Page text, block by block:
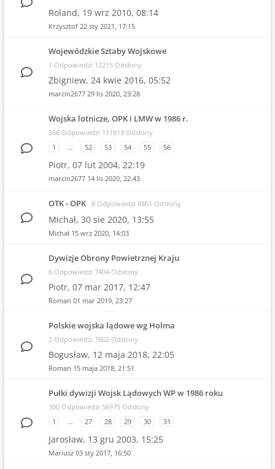
Roland, 19 wrz 2010, 08:14
Krzysztof 22 sty 2021, 17:15
Wojewódzkie Sztaby Wojskowe
1 Odpowiedzi 12215 Odsłony
Zbigniew, 24 kwie 2016, 05:52
marcin2677 29 lis 2020, 23:28
Wojska lotnicze, OPK i LMW w 1986 r.
556 Odpowiedzi 111813 Odsłony
1
… 52 53 54 55 56
Piotr, 07 lut 2004, 22:19
marcin2677 14 lis 2020, 22:43
OTK - OPK 8 Odpowiedzi 8861 Odsłony
Michał, 30 sie 2020, 13:55
Michał 15 wrz 2020, 14:03
Dywizje Obrony Powietrznej Kraju
6 Odpowiedzi 7404 Odsłony
Piotr, 07 mar 2017, 12:47
Roman 01 mar 2019, 23:27
Polskie wojska lądowe wg Holma
2 Odpowiedzi 7602 Odsłony
Bogusław, 12 maja 2018, 22:05
Roman 15 maja 2018, 21:51
Pułki dywizji Wojsk Lądowych WP w 1986 roku
300 Odpowiedzi 56975 Odsłony
1
… 27 28 29 30 31
Jarosław, 13 gru 2003, 15:25
Mariusz 03 sty 2017, 16:50